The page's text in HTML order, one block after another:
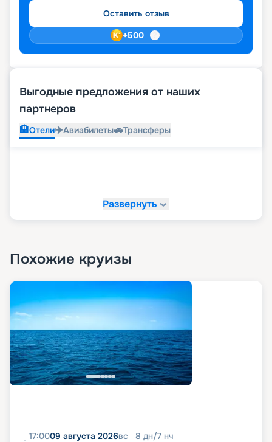
Оставить отзыв
+500
Выгодные предложения от наших
партнеров
🏨Отели✈️Авиабилеты🚗Трансферы
Развернуть
Похожие круизы
17:0009 августа 2026вс 8 дн/7 нч